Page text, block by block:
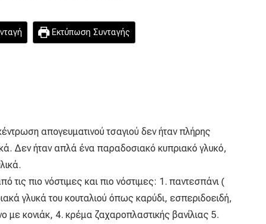
Εκτύπωση Συνταγής
απογευματινού τσαγιού δεν ήταν πλήρης
Δεν ήταν απλά ένα παραδοσιακό κυπριακό γλυκό,
τις πιο νόστιμες και πιο νόστιμες: 1. παντεσπάνι (
γλυκά του κουταλιού όπως καρύδι, εσπεριδοειδή,
με κονιάκ, 4. κρέμα ζαχαροπλαστικής βανίλιας 5.